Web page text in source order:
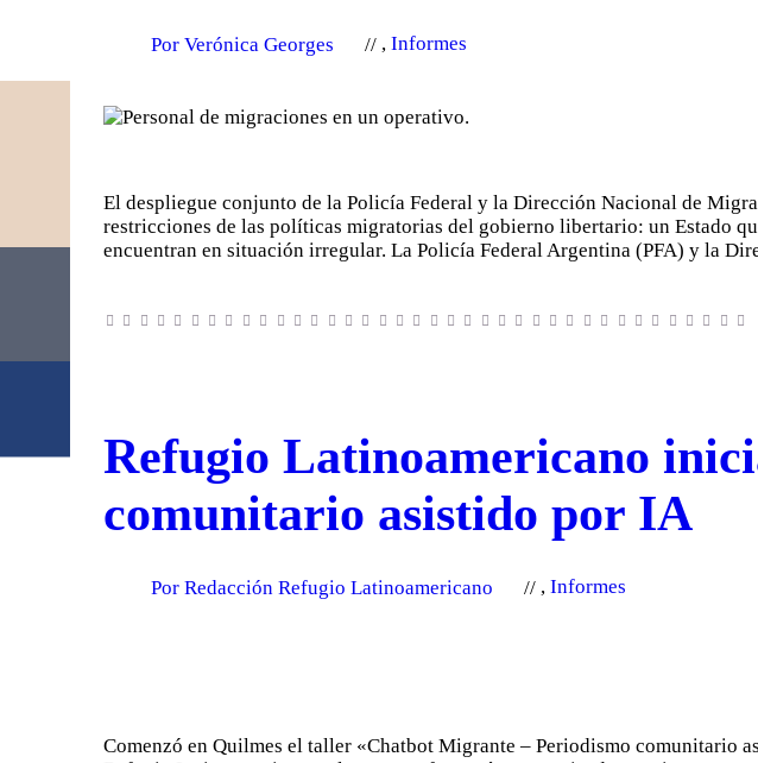
Por Verónica Georges ,Informes
El despliegue conjunto de la Policía Federal y la Dirección Nacional de
restricciones de las políticas migratorias del gobierno libertario: un Estado
encuentran en situación irregular. La Policía Federal Argentina (PFA) y la
Refugio Latinoamericano
comunitario asistido por IA
Por Redacción Refugio Latinoamericano ,Informes
Comenzó en Quilmes el taller «Chatbot Migrante – Periodismo